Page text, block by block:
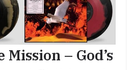
Mission – God’s